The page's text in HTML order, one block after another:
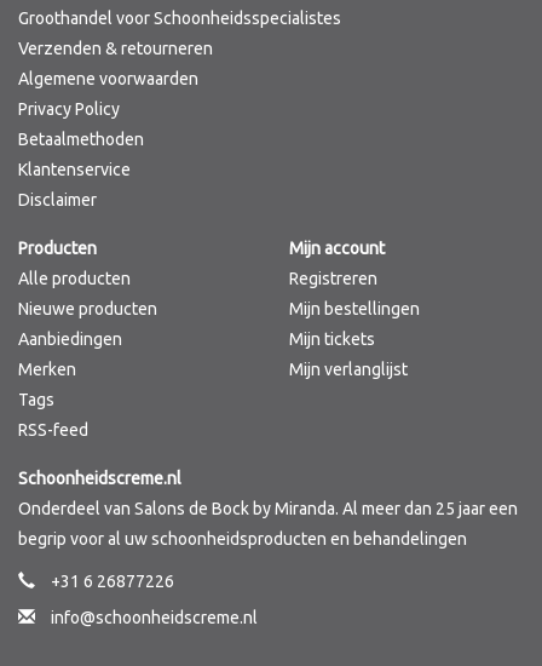
Groothandel voor Schoonheidsspecialistes
Verzenden & retourneren
Algemene voorwaarden
Privacy Policy
Betaalmethoden
Klantenservice
Disclaimer
Producten
Alle producten
Nieuwe producten
Aanbiedingen
Merken
Tags
RSS-feed
Mijn account
Registreren
Mijn bestellingen
Mijn tickets
Mijn verlanglijst
Schoonheidscreme.nl
Onderdeel van Salons de Bock by Miranda. Al meer dan 25 jaar een
begrip voor al uw schoonheidsproducten en behandelingen
+31 6 26877226
info@schoonheidscreme.nl